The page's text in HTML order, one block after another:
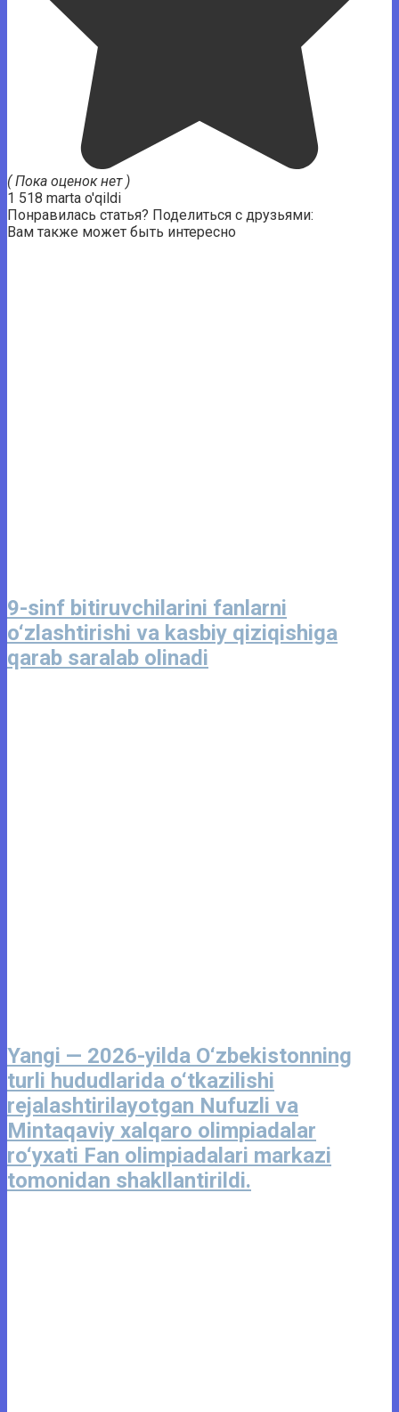
( Пока оценок нет )
1 518 marta o'qildi
Понравилась статья? Поделиться с друзьями:
Вам также может быть интересно
9-sinf bitiruvchilarini fanlarni
o‘zlashtirishi va kasbiy qiziqishiga
qarab saralab olinadi
Yangi — 2026-yilda O‘zbekistonning
turli hududlarida o‘tkazilishi
rejalashtirilayotgan Nufuzli va
Mintaqaviy xalqaro olimpiadalar
ro‘yxati Fan olimpiadalari markazi
tomonidan shakllantirildi.